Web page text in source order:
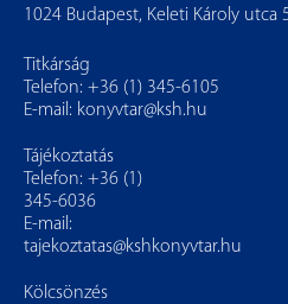
1024 Budapest, Keleti Károly utca
Titkárság
Telefon: +36 (1) 345-6105
E-mail: konyvtar@ksh.hu
Tájékoztatás
Telefon: +36 (1)
345-6036
E-mail:
tajekoztatas@kshkonyvtar.hu
Kölcsönzés